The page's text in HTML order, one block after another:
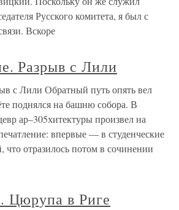
Русского комитета, я был с
Вскоре
Разрыв с Лили
с Лили Обратный путь опять вел
поднялся на башню собора. В
ар–305хитектуры произвел на
впервые — в студенческие
отразилось потом в сочинении
Цюрупа в Риге